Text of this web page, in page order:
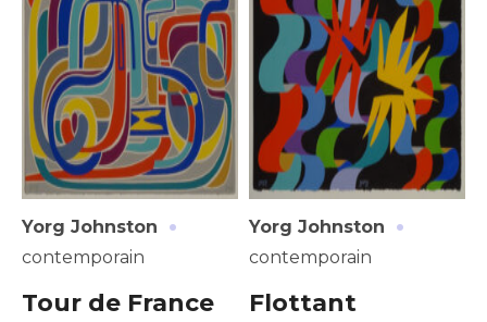
Yorg Johnston ·
contemporain
Tour de France
Yorg Johnston ·
contemporain
Flottant